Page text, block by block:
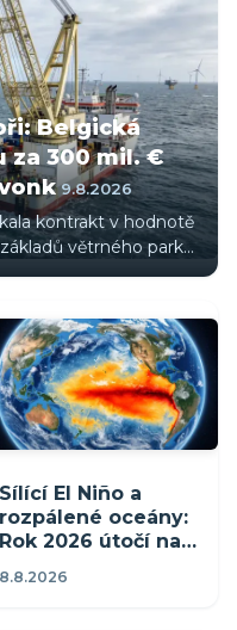
Belgická
za 300 mil. €
9.8.2026
kontrakt v hodnotě
větrného parku
Projekt o výkonu 1
Sílící El Niño a
rozpálené oceány:
Rok 2026 útočí na
vrchol přijde v roce
8.8.2026